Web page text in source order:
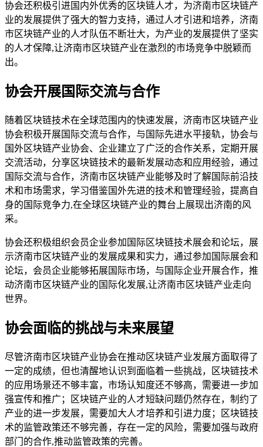
协会还积极引进国内外优秀的区块链人才，为济南市区块链产
业的发展提供了强大的智力支持，通过人才引进和培养，济南
市区块链产业的人才队伍不断壮大，为产业的发展提供了坚实
的人才保障,让济南市区块链产业在激烈的市场竞争中脱颖而
出。
协会开展国际交流与合作
随着区块链技术在全球范围内的快速发展，济南市区块链产业
协会积极开展国际交流与合作，与国际先进水平接轨，协会与
国外区块链产业协会、企业建立了广泛的合作关系，定期开展
交流活动，分享区块链技术的最新发展动态和应用经验，通过
国际交流与合作，济南市区块链产业能够及时了解国际前沿技
术和市场需求，学习借鉴国外先进的技术和管理经验，提高自
身的国际竞争力,在全球区块链产业的舞台上展现出济南的风
采。
协会还积极组织会员企业参加国际区块链技术展会和论坛，展
示济南市区块链产业的发展成果和实力，通过参加国际展会和
论坛，会员企业能够拓展国际市场，与国际企业开展合作，推
动济南市区块链产业的国际化发展,让济南市区块链产业走向
世界。
协会面临的挑战与未来展望
尽管济南市区块链产业协会在推动区块链产业发展方面取得了
一定的成绩，但也清醒地认识到面临着一些挑战，区块链技术
的应用场景还不够丰富，市场认知度还不够高，需要进一步加
强宣传和推广；区块链产业的人才短缺问题仍然存在，制约了
产业的进一步发展，需要加大人才培养和引进力度；区块链技
术的监管政策还不够完善，存在一定的风险，需要加强与政府
部门的合作,推动监管政策的完善。